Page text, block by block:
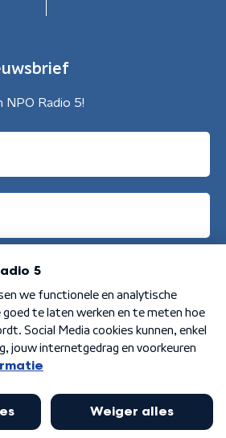
NPO Radio 5!
Aanmelden